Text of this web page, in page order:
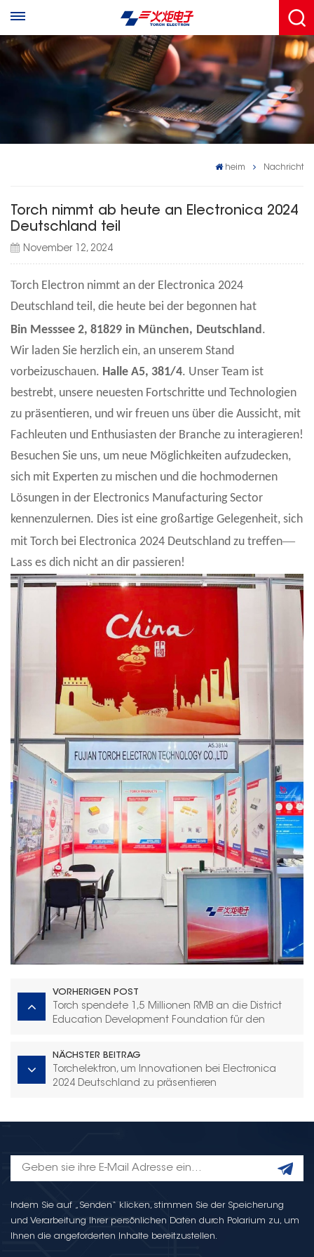
heim Nachricht
Torch nimmt ab heute an Electronica 2024
Deutschland teil
November 12, 2024
Torch Electron nimmt an der Electronica 2024
Deutschland teil, die heute bei der begonnen hat
Bin Messsee 2, 81829 in München, Deutschland .
Wir laden Sie herzlich ein, an unserem Stand
vorbeizuschauen. Halle A5, 381/4. Unser Team ist
bestrebt, unsere neuesten Fortschritte und Technologien
zu präsentieren, und wir freuen uns über die Aussicht, mit
Fachleuten und Enthusiasten der Branche zu interagieren!
Besuchen Sie uns, um neue Möglichkeiten aufzudecken,
sich mit Experten zu mischen und die hochmodernen
Lösungen in der Electronics Manufacturing Sector
kennenzulernen. Dies ist eine großartige Gelegenheit, sich
mit Torch bei Electronica 2024 Deutschland zu treffen—
Lass es dich nicht an dir passieren!
VORHERIGEN POST
Torch spendete 1,5 Millionen RMB an die District
Education Development Foundation für den
NÄCHSTER BEITRAG
Torchelektron, um Innovationen bei Electronica
2024 Deutschland zu präsentieren
Indem Sie auf „Senden“ klicken, stimmen Sie der Speicherung
und Verarbeitung Ihrer persönlichen Daten durch Polarium zu, um
Ihnen die angeforderten Inhalte bereitzustellen.